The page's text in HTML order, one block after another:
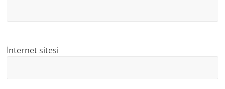
İnternet sitesi